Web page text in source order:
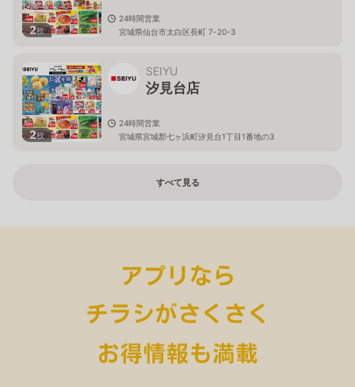
2枚
24時間営業
宮城県仙台市太白区長町 7-20-3
2枚
SEIYU
汐見台店
24時間営業
宮城県宮城郡七ヶ浜町汐見台1丁目1番地の3
すべて見る